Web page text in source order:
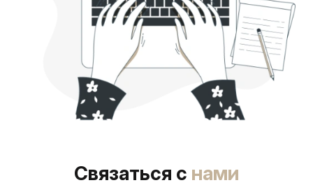
Связаться с нами